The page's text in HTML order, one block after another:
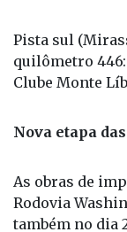
Pista sul
quilômetro
Clube Monte
Nova etapa
As obras de
Rodovia
também no dia